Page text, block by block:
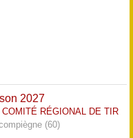
2027
COMITÉ RÉGIONAL DE TIR
(60)